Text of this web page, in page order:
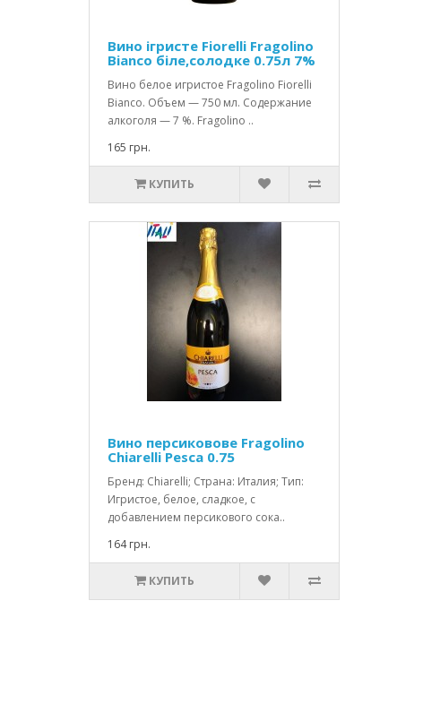
Вино ігристе Fiorelli Fragolino
Bianco біле,солодке 0.75л 7%
Вино белое игристое Fragolino Fiorelli
Bianco. Объем — 750 мл. Содержание
алкоголя — 7 %. Fragolino ..
165 грн.
КУПИТЬ
Вино персиковове Fragolino
Chiarelli Pesca 0.75
Бренд: Chiarelli; Страна: Италия; Тип:
Игристое, белое, сладкое, с
добавлением персикового сока..
164 грн.
КУПИТЬ